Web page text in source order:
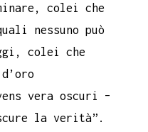
colei che
nessuno può
colei che
vera oscuri –
la verità”.